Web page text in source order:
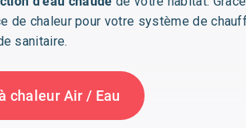
chaleur pour votre système de
sanitaire.
chaleur Air / Eau